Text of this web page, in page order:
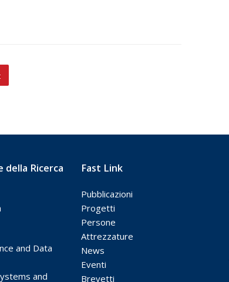
della Ricerca
and Data
and
Fast Link
Pubblicazioni
Progetti
Persone
Attrezzature
News
Eventi
Brevetti